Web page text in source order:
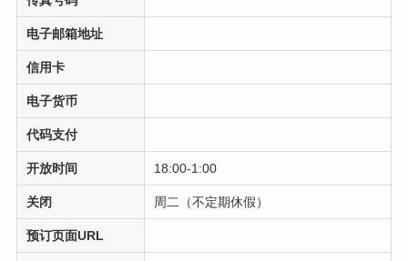
电子邮箱地址
信用卡
电子货币
代码支付
开放时间 18:00-1:00
关闭 周二（不定期休假）
预订页面URL